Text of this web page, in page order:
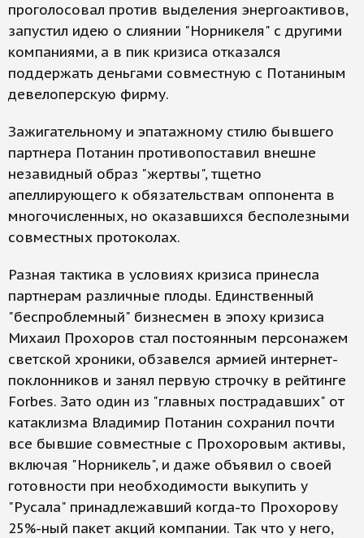
проголосовал против выделения энергоактивов,
запустил идею о слиянии "Норникеля" с другими
компаниями, а в пик кризиса отказался
поддержать деньгами совместную с Потаниным
девелоперскую фирму.
Зажигательному и эпатажному стилю бывшего
партнера Потанин противопоставил внешне
незавидный образ "жертвы", тщетно
апеллирующего к обязательствам оппонента в
многочисленных, но оказавшихся бесполезными
совместных протоколах.
Разная тактика в условиях кризиса принесла
партнерам различные плоды. Единственный
"беспроблемный" бизнесмен в эпоху кризиса
Михаил Прохоров стал постоянным персонажем
светской хроники, обзавелся армией интернет-
поклонников и занял первую строчку в рейтинге
Forbes. Зато один из "главных пострадавших" от
катаклизма Владимир Потанин сохранил почти
все бывшие совместные с Прохоровым активы,
включая "Норникель", и даже объявил о своей
готовности при необходимости выкупить у
"Русала" принадлежавший когда-то Прохорову
25%-ный пакет акций компании. Так что у него,